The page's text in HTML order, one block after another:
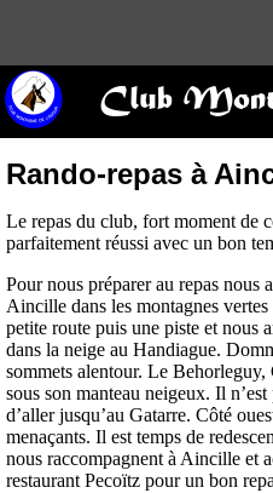
Club
Rando-repas à
Le repas du club, fort moment de
parfaitement réussi avec un bon
Pour nous préparer au repas nous
Aincille dans les montagnes
petite route puis une piste et nous
dans la neige au Handiague.
sommets alentour. Le
sous son manteau neigeux. Il
d’aller jusqu’au Gatarre. Côté
menaçants. Il est temps de
nous raccompagnent à Aincille et
restaurant Pecoïtz pour un bon